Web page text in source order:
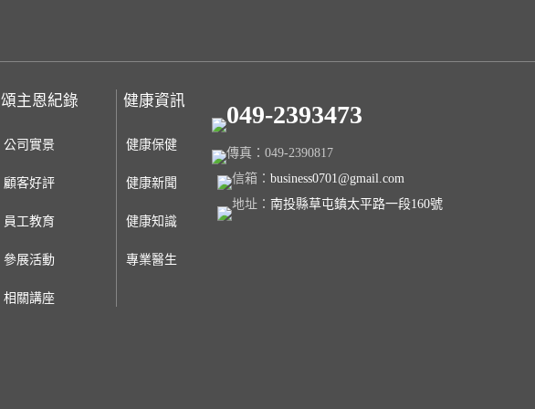
頌主恩紀錄
公司實景
顧客好評
員工教育
參展活動
相關講座
健康資訊
健康保健
健康新聞
健康知識
專業醫生
049-2393473
傳真：049-2390817
信箱： business0701@gmail.com
地址： 南投縣草屯鎮太平路一段160號